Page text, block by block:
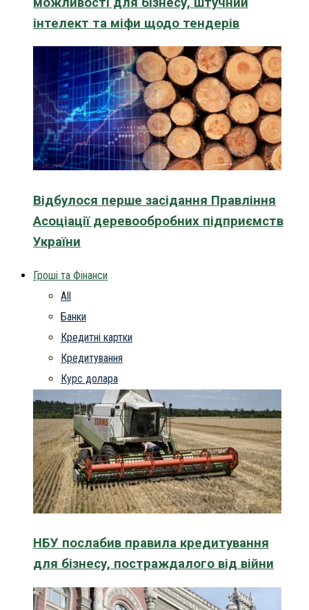
інтелект та міфи щодо тендерів
Відбулося перше засідання Правління
Асоціації деревообробних підприємств
України
Гроші та Фінанси
All
Банки
Кредитні картки
Кредитування
Курс долара
НБУ послабив правила кредитування
для бізнесу, постраждалого від війни